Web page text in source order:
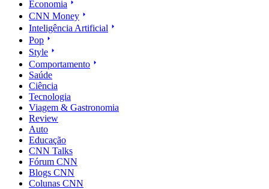
Economia
CNN Money
Inteligência Artificial
Pop
Style
Comportamento
Saúde
Ciência
Tecnologia
Viagem & Gastronomia
Review
Auto
Educação
CNN Talks
Fórum CNN
Blogs CNN
Colunas CNN